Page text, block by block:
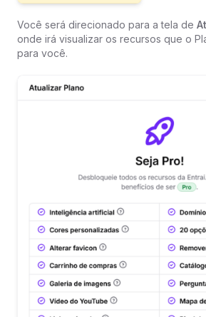
Você será direcionado para a tela de
onde irá visualizar os recursos que o
para você.